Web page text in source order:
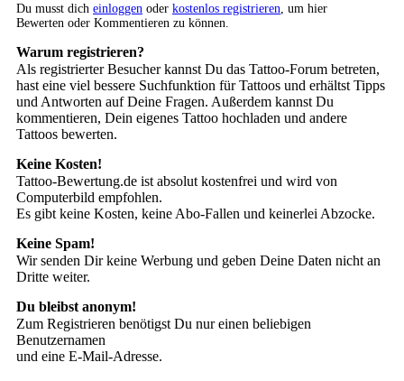
Du musst dich einloggen oder kostenlos registrieren , um hier
Bewerten oder Kommentieren zu können.
Warum registrieren?
Als registrierter Besucher kannst Du das Tattoo-Forum betreten,
hast eine viel bessere Suchfunktion für Tattoos und erhältst Tipps
und Antworten auf Deine Fragen. Außerdem kannst Du
kommentieren, Dein eigenes Tattoo hochladen und andere
Tattoos bewerten.
Keine Kosten!
Tattoo-Bewertung.de ist absolut kostenfrei und wird von
Computerbild empfohlen.
Es gibt keine Kosten, keine Abo-Fallen und keinerlei Abzocke.
Keine Spam!
Wir senden Dir keine Werbung und geben Deine Daten nicht an
Dritte weiter.
Du bleibst anonym!
Zum Registrieren benötigst Du nur einen beliebigen
Benutzernamen
und eine E-Mail-Adresse.